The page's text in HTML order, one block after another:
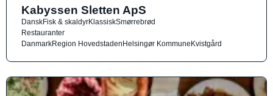
Kabyssen Sletten ApS
DanskFisk & skaldyrKlassiskSmørrebrød
Restauranter
DanmarkRegion HovedstadenHelsingør KommuneKvistgård